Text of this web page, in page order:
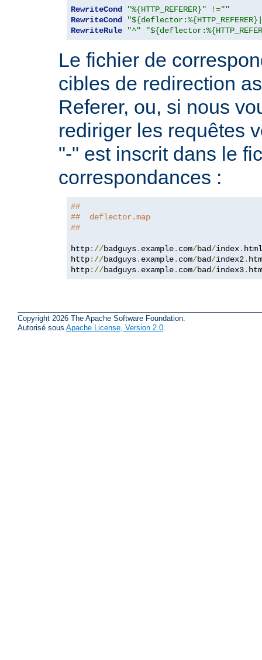
RewriteCond "%{HTTP_REFERER}" !=""
RewriteCond
RewriteRule
"^"
Le fichier de
cibles de redirection
Referer, ou, si nous
rediriger les requêtes
"-" est inscrit dans le
correspondances :
##
##  deflector.map
##
http://badguys. example. com/bad/index.
http://badguys. example. com/bad/index2.
http://badguys. example. com/bad/index3.
Copyright 2026 The Apache Software Foundation.
Autorisé sous Apache License, Version 2.0.